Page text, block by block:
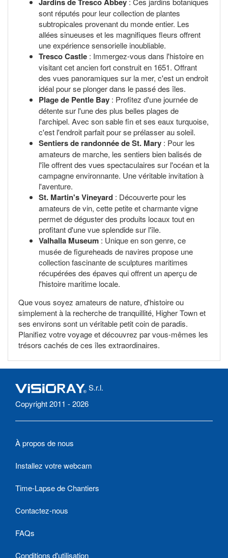
sont réputés pour leur collection de plantes
subtropicales provenant du monde entier. Les
allées sinueuses et les magnifiques fleurs offrent
une expérience sensorielle inoubliable.
Tresco Castle : Immergez-vous dans l'histoire en
visitant cet ancien fort construit en 1651. Offrant
des vues panoramiques sur la mer, c'est un endroit
idéal pour se plonger dans le passé des îles.
Plage de Pentle Bay : Profitez d'une journée de
détente sur l'une des plus belles plages de
l'archipel. Avec son sable fin et ses eaux turquoise,
c'est l'endroit parfait pour se prélasser au soleil.
Sentiers de randonnée de St. Mary : Pour les
amateurs de marche, les sentiers bien balisés de
l'île offrent des vues spectaculaires sur l'océan et la
campagne environnante. Une véritable invitation à
l'aventure.
St. Martin's Vineyard : Découverte pour les
amateurs de vin, cette petite et charmante vigne
permet de déguster des produits locaux tout en
profitant d'une vue splendide sur l'île.
Valhalla Museum : Unique en son genre, ce
musée de figureheads de navires propose une
collection fascinante de sculptures maritimes
récupérées des épaves qui offrent un aperçu de
l'histoire maritime locale.
Que vous soyez amateurs de nature, d'histoire ou
simplement à la recherche de tranquillité, Higher Town et
ses environs sont un véritable petit coin de paradis.
Planifiez votre voyage et découvrez par vous-mêmes les
trésors cachés de ces îles extraordinaires.
S.r.l.
Copyright 2011 - 2026
À propos de nous
Installez votre webcam
Time-Lapse de Chantiers
Contactez-nous
FAQs
Conditions d'utilisation